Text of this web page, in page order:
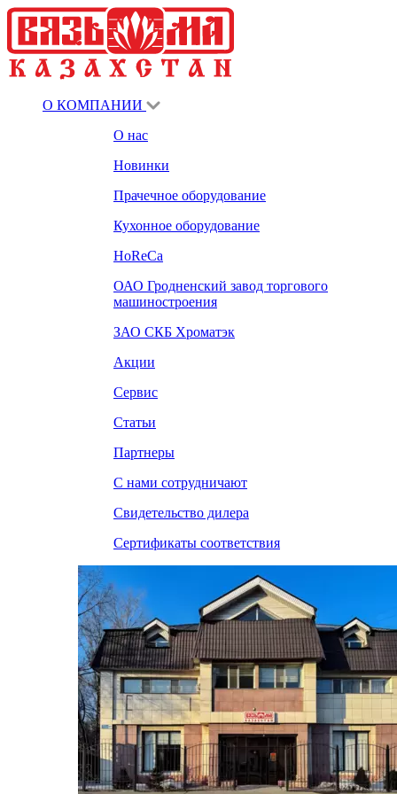
О КОМПАНИИ
О нас
Новинки
Прачечное оборудование
Кухонное оборудование
HoReCa
ОАО Гродненский завод торгового
машиностроения
ЗАО СКБ Хроматэк
Акции
Сервис
Статьи
Партнеры
С нами сотрудничают
Свидетельство дилера
Сертификаты соответствия